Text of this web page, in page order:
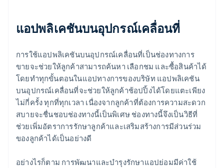
แอปพลิเคชันบนอุปกรณ์เคลื่อนที่
การใช้แอปพลิเคชันบนอุปกรณ์เคลื่อนที่เป็นช่องทางการ
ขายจะช่วยให้ลูกค้าสามารถค้นหา เลือกชม และซื้อสินค้าได้
โดยทำทุกขั้นตอนในแอปทางการของบริษัท แอปพลิเคชัน
บนอุปกรณ์เคลื่อนที่จะช่วยให้ลูกค้าช้อปปิ้งได้โดยแตะเพียง
ไม่กี่ครั้ง ทุกที่ทุกเวลา เนื่องจากลูกค้าที่ต้องการความสะดวก
สบายจะชื่นชอบช่องทางนี้เป็นพิเศษ ช่องทางนี้จึงเป็นวิธีที่
ช่วยเพิ่มอัตราการรักษาลูกค้าและเสริมสร้างการมีส่วนร่วม
ของลูกค้าได้เป็นอย่างดี
อย่างไรก็ตาม การพัฒนาและบำรุงรักษาแอปย่อมมีค่าใช้